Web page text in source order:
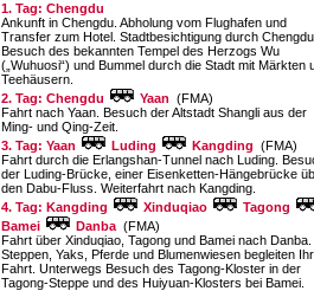
1. Tag: Chengdu
Ankunft in Chengdu. Abholung vom Flughafen und
Transfer zum Hotel. Stadtbesichtigung durch Chengdu.
Besuch des bekannten Tempel des Herzogs Wu
(„Wuhuosi“) und Bummel durch die Stadt mit Märkten
Teehäusern.
2. Tag: Chengdu
Yaan (FMA)
Fahrt nach Yaan. Besuch der Altstadt Shangli aus der
Ming- und Qing-Zeit.
3. Tag: Yaan
Luding Kangding (FMA)
Fahrt durch die Erlangshan-Tunnel nach Luding.
der Luding-Brücke, einer Eisenketten-Hängebrücke
den Dabu-Fluss. Weiterfahrt nach Kangding.
4. Tag: Kangding
Xinduqiao
Tagong
Bamei
Danba (FMA)
Fahrt über Xinduqiao, Tagong und Bamei nach Danba.
Steppen, Yaks, Pferde und Blumenwiesen begleiten
Fahrt. Unterwegs Besuch des Tagong-Kloster in der
Tagong-Steppe und des Huiyuan-Klosters bei Bamei.